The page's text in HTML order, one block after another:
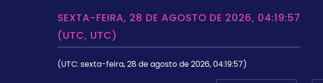
SEXTA-FEIRA, 28 DE AGOSTO DE 2026, 04:19:57
(UTC, UTC)
(UTC: sexta-feira, 28 de agosto de 2026, 04:19:57)